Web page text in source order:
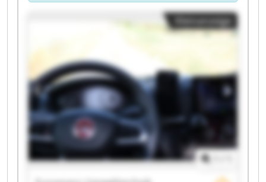
Kleinanzeige